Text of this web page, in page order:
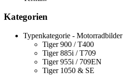
Kategorien
Typenkategorie - Motorradbilder
Tiger 900 / T400
Tiger 885i / T709
Tiger 955i / 709EN
Tiger 1050 & SE